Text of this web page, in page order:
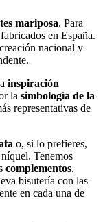
mariposa. Para
en España.
nacional y
inspiración
la simbología de la
representativas de
o, si lo prefieres,
Tenemos
complementos.
bisutería con las
en cada una de